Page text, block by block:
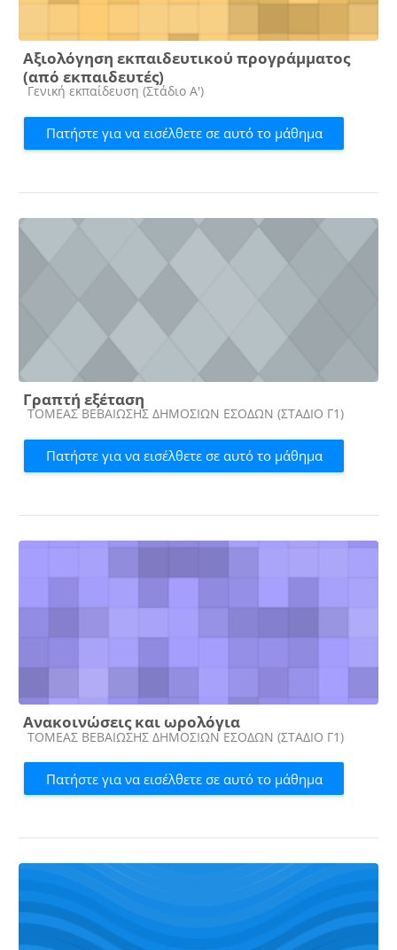
Αξιολόγηση εκπαιδευτικού προγράμματος
(από εκπαιδευτές)
Κατηγορία μαθήματος
Γενική εκπαίδευση (Στάδιο Α')
Πατήστε για να εισέλθετε σε αυτό το μάθημα
Γραπτή εξέταση
Κατηγορία μαθήματος
ΤΟΜΕΑΣ ΒΕΒΑΙΩΣΗΣ ΔΗΜΟΣΙΩΝ ΕΣΟΔΩΝ (ΣΤΑΔΙΟ Γ1)
Πατήστε για να εισέλθετε σε αυτό το μάθημα
Ανακοινώσεις και ωρολόγια
Κατηγορία μαθήματος
ΤΟΜΕΑΣ ΒΕΒΑΙΩΣΗΣ ΔΗΜΟΣΙΩΝ ΕΣΟΔΩΝ (ΣΤΑΔΙΟ Γ1)
Πατήστε για να εισέλθετε σε αυτό το μάθημα